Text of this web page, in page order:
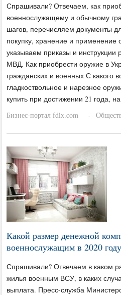
Спрашивали? Отвечаем, как
военнослужащему и обычному
шагов, перечисляем документы
покупку, хранение и применение
указываем приказы и инструкции
МВД. Как приобрести оружие в
гражданских и военных С какого
гладкоствольное и нарезное
купить при достижении 21 года,
Бизнес-портал fdlx.com
·
Какой размер денежной
военнослужащим в 2020
Спрашивали? Отвечаем в каком
жилья военным ВСУ, в каких
выплата. Пресс-служба